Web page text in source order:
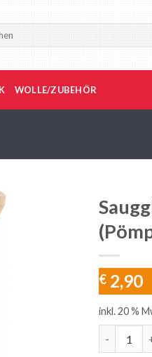
WOLLE/ZUBEHÖR
€ 2,90
inkl. 20 %